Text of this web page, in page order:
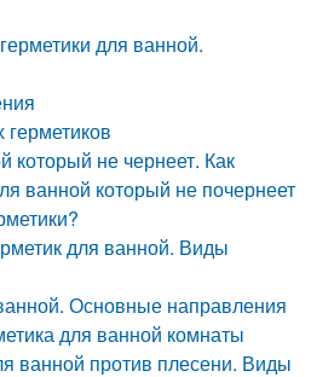
для ванной.
который не чернеет. Как
ванной который не почернеет
для ванной. Виды
Основные направления
для ванной комнаты
ванной против плесени. Виды